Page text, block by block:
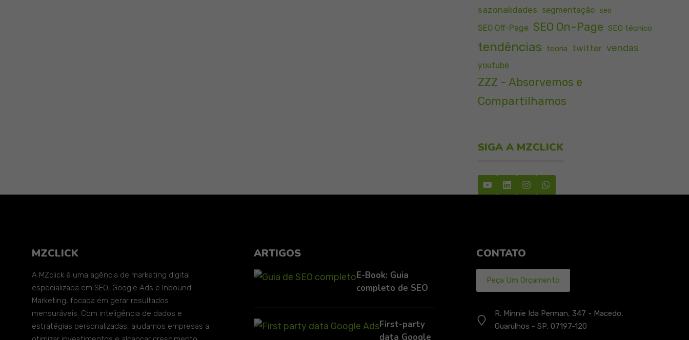
sazonalidades segmentação seo
SEO Off-Page SEO On-Page SEO técnico
tendências teoria twitter vendas
youtube
ZZZ - Absorvemos e
Compartilhamos
SIGA A MZCLICK
MZCLICK
A MZclick é uma agência de marketing digital
especializada em SEO, Google Ads e Inbound
Marketing, focada em gerar resultados
mensuráveis. Com inteligência de dados e
estratégias personalizadas, ajudamos empresas a
ARTIGOS
E-Book: Guia
completo de SEO
First-party
data Google
CONTATO
Peça Um Orçamento
R. Minnie Ida Perman, 347 - Macedo,
Guarulhos - SP, 07197-120